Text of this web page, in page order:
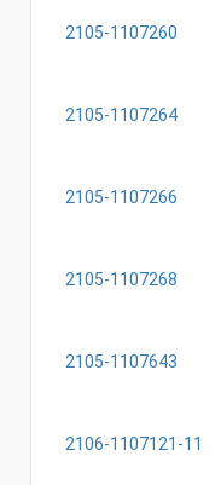
2105-1107260
2105-1107264
2105-1107266
2105-1107268
2105-1107643
2106-1107121-11